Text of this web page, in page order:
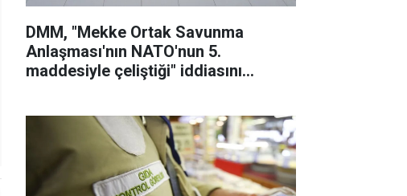
DMM, "Mekke Ortak Savunma
Anlaşması'nın NATO'nun 5.
maddesiyle çeliştiği" iddiasını